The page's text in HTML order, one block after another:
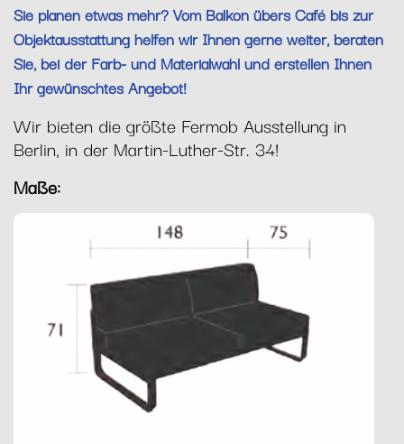
Sie planen etwas mehr? Vom Balkon übers Café bis zur
Objektausstattung helfen wir Ihnen gerne weiter, beraten
Sie, bei der Farb- und Materialwahl und erstellen Ihnen
Ihr gewünschtes Angebot!
Wir bieten die größte Fermob Ausstellung in
Berlin, in der Martin-Luther-Str. 34!
Maße: